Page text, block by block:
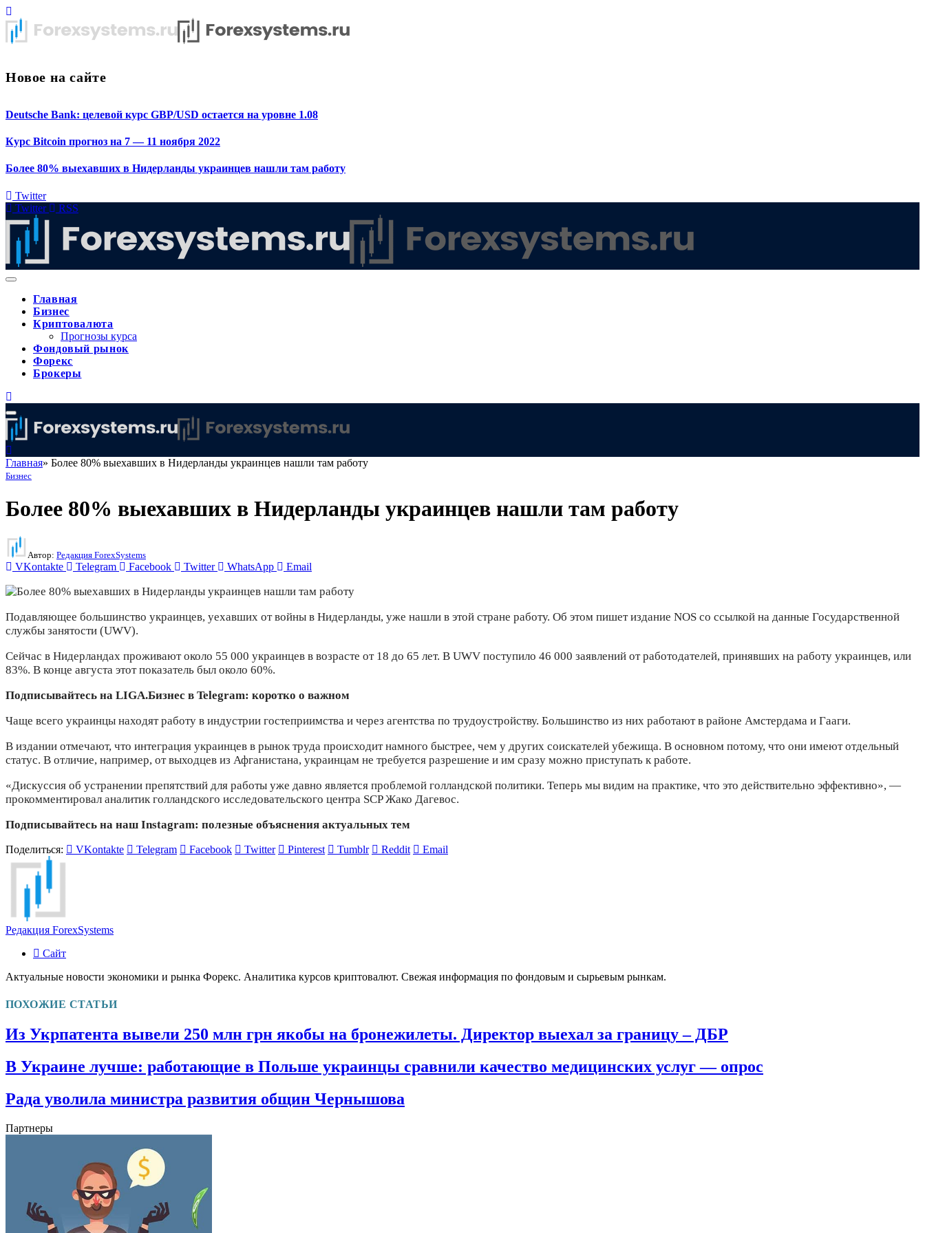
Новое на сайте
Deutsche Bank: целевой курс GBP/USD остается на уровне 1.08
Курс Bitcoin прогноз на 7 — 11 ноября 2022
Более 80% выехавших в Нидерланды украинцев нашли там работу
Twitter
Twitter
RSS
Главная
Бизнес
Криптовалюта
Прогнозы курса
Фондовый рынок
Форекс
Брокеры
Главная» Более 80% выехавших в Нидерланды украинцев нашли там работу
Бизнес
Более 80% выехавших в Нидерланды украинцев нашли там работу
Автор: Редакция ForexSystems
VKontakte Telegram Facebook Twitter WhatsApp Email
Подавляющее большинство украинцев, уехавших от войны в Нидерланды, уже нашли в этой стране работу. Об этом пишет издание NOS со ссылкой на данные Государственной
службы занятости (UWV).
Сейчас в Нидерландах проживают около 55 000 украинцев в возрасте от 18 до 65 лет. В UWV поступило 46 000 заявлений от работодателей, принявших на работу украинцев, или
83%. В конце августа этот показатель был около 60%.
Подписывайтесь на LIGA.Бизнес в Telegram: коротко о важном
Чаще всего украинцы находят работу в индустрии гостеприимства и через агентства по трудоустройству. Большинство из них работают в районе Амстердама и Гааги.
В издании отмечают, что интеграция украинцев в рынок труда происходит намного быстрее, чем у других соискателей убежища. В основном потому, что они имеют отдельный
статус. В отличие, например, от выходцев из Афганистана, украинцам не требуется разрешение и им сразу можно приступать к работе.
«Дискуссия об устранении препятствий для работы уже давно является проблемой голландской политики. Теперь мы видим на практике, что это действительно эффективно», —
прокомментировал аналитик голландского исследовательского центра SCP Жако Дагевос.
Подписывайтесь на наш Instagram: полезные объяснения актуальных тем
Поделиться: VKontakte Telegram Facebook Twitter Pinterest Tumblr Reddit Email
Редакция ForexSystems
Сайт
Актуальные новости экономики и рынка Форекс. Аналитика курсов криптовалют. Свежая информация по фондовым и сырьевым рынкам.
ПОХОЖИЕ СТАТЬИ
Из Укрпатента вывели 250 млн грн якобы на бронежилеты. Директор выехал за границу – ДБР
В Украине лучше: работающие в Польше украинцы сравнили качество медицинских услуг — опрос
Рада уволила министра развития общин Чернышова
Партнеры